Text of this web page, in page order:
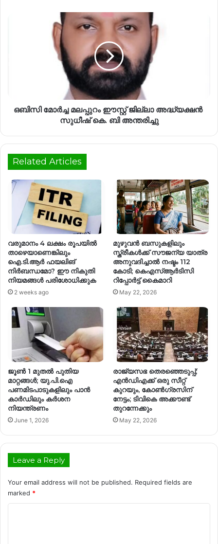
ഒബിസി മോർച്ച മലപ്പുറം ഈസ്റ്റ് ജില്ലാ അദ്ധ്യക്ഷൻ
സുധീഷ് കെ. ബി അന്തരിച്ചു
Related Articles
വരുമാനം 4 ലക്ഷം രൂപയിൽ
താഴെയാണെങ്കിലും
ഐ.ടി.ആർ ഫയലിങ്
നിർബന്ധമോ? ഈ നികുതി
നിയമങ്ങൾ പരിശോധിക്കുക
2 weeks ago
മുഴുവൻ ബസുകളിലും
സ്ത്രീകൾക്ക് സൗജന്യ യാത്ര
അനുവദിച്ചാൽ നഷ്ടം 112
കോടി; കെഎസ്ആർടിസി
റിപ്പോര്‍ട്ട് കൈമാറി
May 22, 2026
ജൂൺ 1 മുതൽ പുതിയ
മാറ്റങ്ങൾ; യു.പി.ഐ
പണമിടപാടുകളിലും പാൻ
കാർഡിലും കർശന
നിയന്ത്രണം
June 1, 2026
രാജ്യസഭ തെരഞ്ഞെടുപ്പ്;
എൻഡിഎക്ക് ഒരു സീറ്റ്
കുറയും, കോൺഗ്രസിന്
നേട്ടം; ടിവികെ അക്കൗണ്ട്
തുറന്നേക്കും
May 22, 2026
Leave a Reply
Your email address will not be published. Required fields are
marked *